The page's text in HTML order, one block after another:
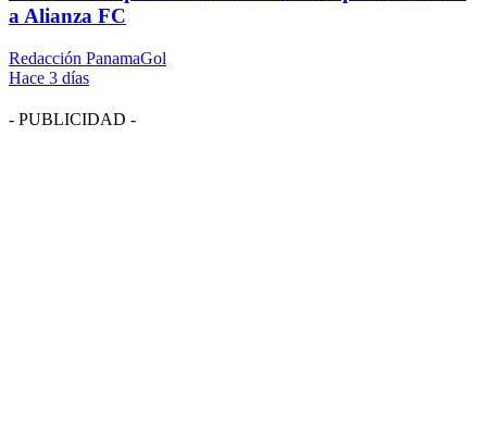
a Alianza FC
Redacción PanamaGol
Hace 3 días
- PUBLICIDAD -